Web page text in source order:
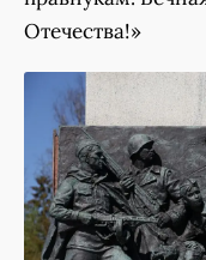
Отечества!»